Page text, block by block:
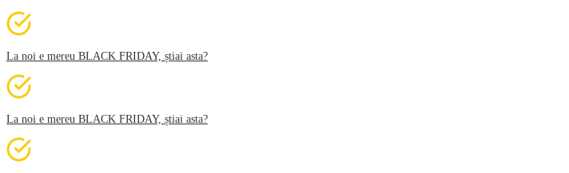
La noi e mereu BLACK FRIDAY, știai asta?
La noi e mereu BLACK FRIDAY, știai asta?